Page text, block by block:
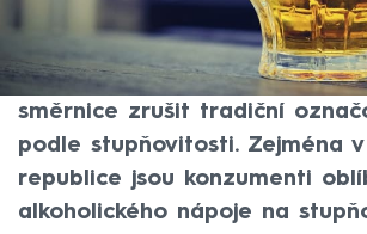
Českou pivní kulturu může v
postihnout výrazná změna.
Deníku by mohla připravovaná
směrnice zrušit tradiční
podle stupňovitosti. Zejména v
republice jsou konzumenti
alkoholického nápoje na